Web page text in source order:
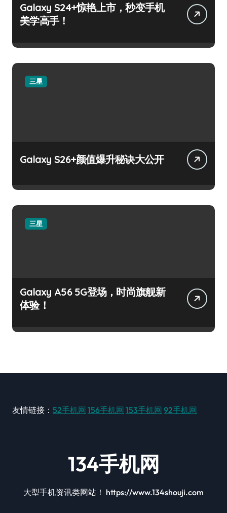
Galaxy S24+惊艳上市，秒变手机
美学高手！
三星
Galaxy S26+颜值爆升秘诀大公开
三星
Galaxy A56 5G登场，时尚旗舰新
体验！
友情链接： 52手机网 156手机网 153手机网 92手机网
134手机网
大型手机资讯类网站！ https://www.134shouji.com